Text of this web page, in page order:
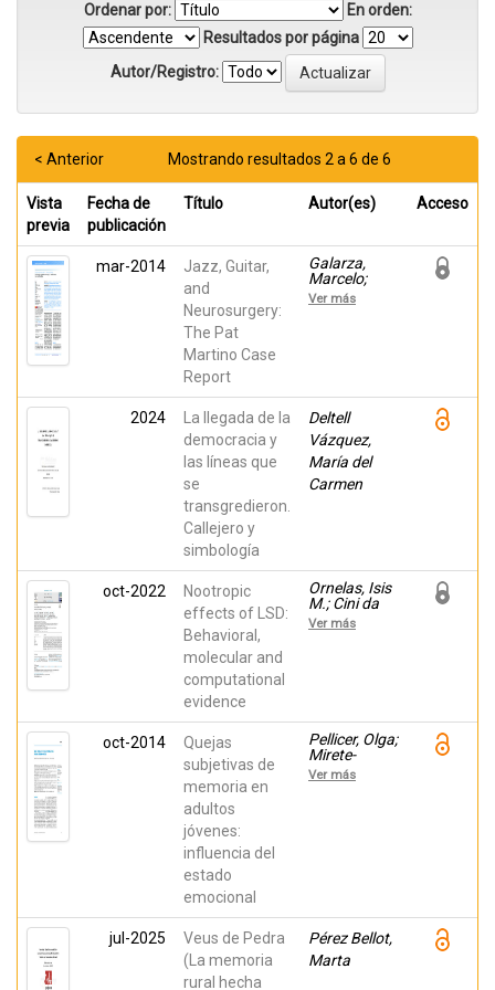
Ordenar por:
En orden:
Resultados por página
Autor/Registro:
Mostrando resultados 2 a 6 de 6
< Anterior
Vista
previa
Fecha de
publicación
Título Autor(es) Acceso
mar-2014
Jazz, Guitar,
and
Neurosurgery:
The Pat
Martino Case
Report
Galarza,
Marcelo;
Isaac, Claire;
Pellicer, Olga;
Denby,
Christine;
Simeone,
Frederick
Ver más
2024
La llegada de la
democracia y
las líneas que
se
transgredieron.
Callejero y
simbología
Deltell
Vázquez,
María del
Carmen
oct-2022
Nootropic
effects of LSD:
Behavioral,
molecular and
computational
evidence
Ornelas, Isis
M.; Cini da
Silva, Felipe
Augusto;
Dráulio;
Goto-Silva,
Livia;
Nascimento,
Fontes,
Fernanda;
Sequerra,
Ver más
oct-2014
Quejas
subjetivas de
memoria en
adultos
jóvenes:
influencia del
estado
emocional
Pellicer, Olga;
Mirete-
Fructuoso,
Marcos;
Ver más
jul-2025
Veus de Pedra
(La memoria
rural hecha
Pérez Bellot,
Marta